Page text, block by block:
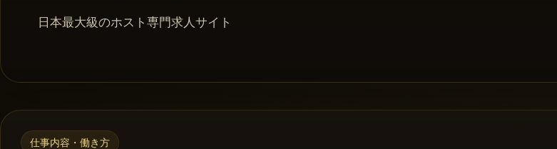
日本最大級のホスト専門求人サイト
仕事内容・働き方